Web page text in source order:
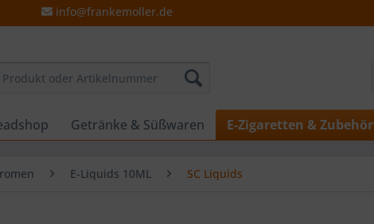
info@frankemoller.de
Getränke & Süßwaren E-Zigaretten & Zubehör
E-Liquids 10ML SC Liquids